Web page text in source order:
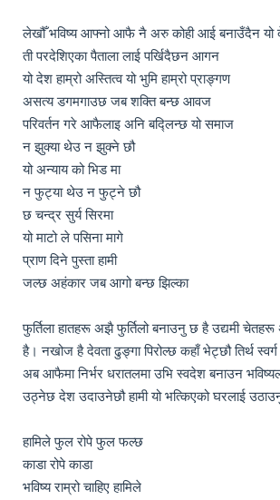
लेखौँ भविष्य आफ्नो आफै नै अरु कोही आई बनाउँदैन यो
ती परदेशिएका पैताला लाई पर्खिदैछन आगन
यो देश हाम्रो अस्तित्व यो भुमि हाम्रो प्राङ्गण
असत्य डगमगाउछ जब शक्ति बन्छ आवज
परिवर्तन गरे आफैलाइ अनि बद्लिन्छ यो समाज
न झुक्या थेउ न झुक्ने छौ
यो अन्याय को भिड मा
न फुट्या थेउ न फुट्ने छौ
छ चन्द्र सुर्य सिरमा
यो माटो ले पसिना मागे
प्राण दिने पुस्ता हामी
जल्छ अहंकार जब आगो बन्छ झिल्का
फुर्तिला हातहरू अझै फुर्तिलो बनाउनु छ है उद्यमी
है। नखोज है देवता ढुङ्गा पिरोल्छ कहाँ भेट्छौ तिर्थ
अब आफैमा निर्भर धरातलमा उभि स्वदेश बनाउन
उठ्नेछ देश उदाउनेछौ हामी यो भत्किएको घरलाई
हामिले फुल रोपे फुल फल्छ
काडा रोपे काडा
भविष्य राम्रो चाहिए हामिले